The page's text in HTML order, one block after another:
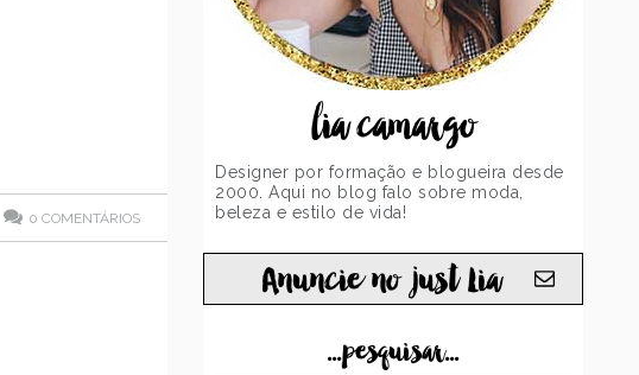
0 COMENTÁRIOS
lia camargo
Designer por formação e blogueira desde
2000. Aqui no blog falo sobre moda,
beleza e estilo de vida!
Anuncie no just Lia
...pesquisar...